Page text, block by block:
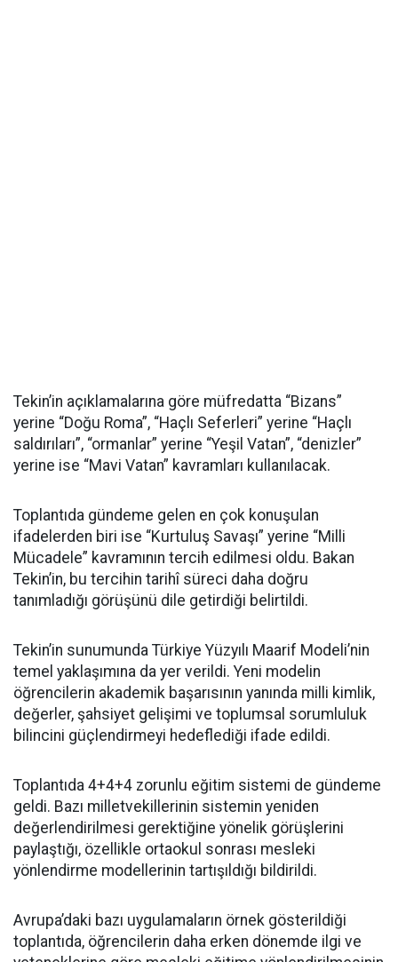
Tekin’in açıklamalarına göre müfredatta “Bizans”
yerine “Doğu Roma”, “Haçlı Seferleri” yerine “Haçlı
saldırıları”, “ormanlar” yerine “Yeşil Vatan”, “denizler”
yerine ise “Mavi Vatan” kavramları kullanılacak.
Toplantıda gündeme gelen en çok konuşulan
ifadelerden biri ise “Kurtuluş Savaşı” yerine “Milli
Mücadele” kavramının tercih edilmesi oldu. Bakan
Tekin’in, bu tercihin tarihî süreci daha doğru
tanımladığı görüşünü dile getirdiği belirtildi.
Tekin’in sunumunda Türkiye Yüzyılı Maarif Modeli’nin
temel yaklaşımına da yer verildi. Yeni modelin
öğrencilerin akademik başarısının yanında milli kimlik,
değerler, şahsiyet gelişimi ve toplumsal sorumluluk
bilincini güçlendirmeyi hedeflediği ifade edildi.
Toplantıda 4+4+4 zorunlu eğitim sistemi de gündeme
geldi. Bazı milletvekillerinin sistemin yeniden
değerlendirilmesi gerektiğine yönelik görüşlerini
paylaştığı, özellikle ortaokul sonrası mesleki
yönlendirme modellerinin tartışıldığı bildirildi.
Avrupa’daki bazı uygulamaların örnek gösterildiği
toplantıda, öğrencilerin daha erken dönemde ilgi ve